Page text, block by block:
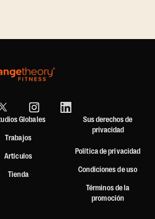
Globales
Trabajos
Artículos
Tienda
Sus derechos de
privacidad
Política de privacidad
Condiciones de uso
Términos de la
promoción